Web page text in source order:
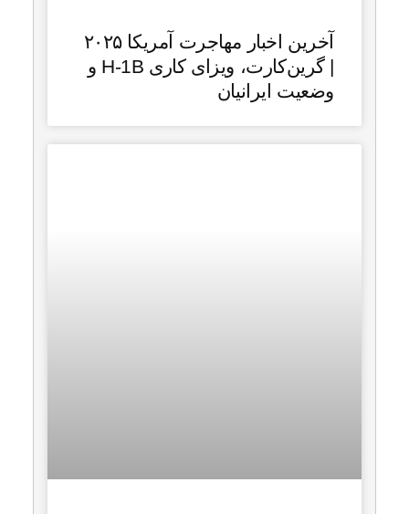
آخرین اخبار مهاجرت آمریکا ۲۰۲۵
| گرین‌کارت، ویزای کاری H‑1B و
وضعیت ایرانیان